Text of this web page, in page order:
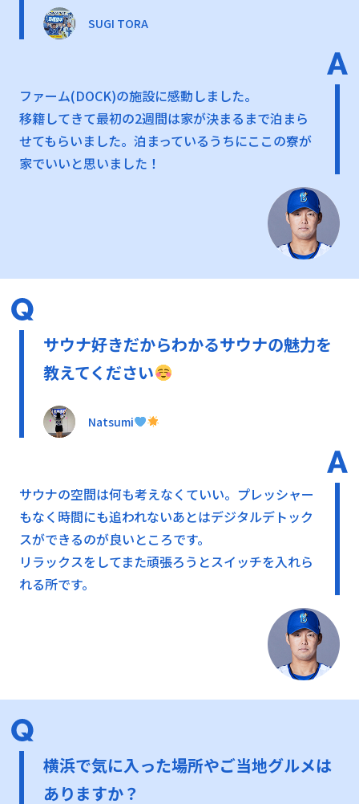
SUGI TORA
ファーム(DOCK)の施設に感動しました。
移籍してきて最初の2週間は家が決まるまで泊まら
せてもらいました。泊まっているうちにここの寮が
家でいいと思いました！
サウナ好きだからわかるサウナの魅力を
教えてください
Natsumi
サウナの空間は何も考えなくていい。プレッシャー
もなく時間にも追われないあとはデジタルデトック
スができるのが良いところです。
リラックスをしてまた頑張ろうとスイッチを入れら
れる所です。
横浜で気に入った場所やご当地グルメは
ありますか？